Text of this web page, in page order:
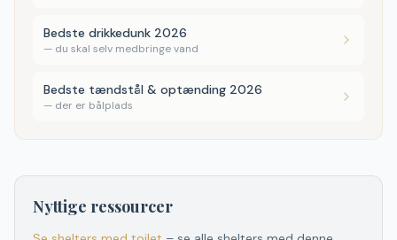
Bedste drikkedunk 2026
— du skal selv medbringe vand
Bedste tændstål & optænding 2026
— der er bålplads
Nyttige ressourcer